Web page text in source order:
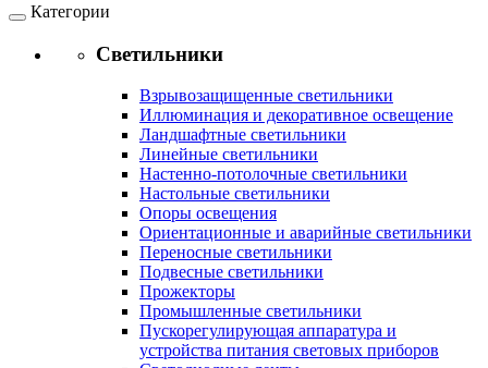
Категории
Светильники
Взрывозащищенные светильники
Иллюминация и декоративное освещение
Ландшафтные светильники
Линейные светильники
Настенно-потолочные светильники
Настольные светильники
Опоры освещения
Ориентационные и аварийные светильники
Переносные светильники
Подвесные светильники
Прожекторы
Промышленные светильники
Пускорегулирующая аппаратура и
устройства питания световых приборов